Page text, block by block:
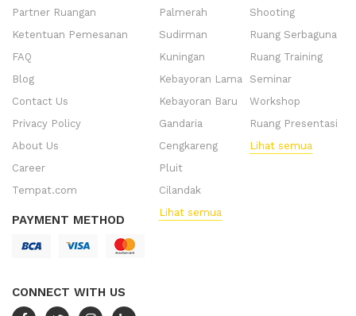
Partner Ruangan
Ketentuan Pemesanan
FAQ
Blog
Contact Us
Privacy Policy
About Us
Career
Tempat.com
PAYMENT METHOD
CONNECT WITH US
Palmerah
Sudirman
Kuningan
Kebayoran Lama
Kebayoran Baru
Gandaria
Cengkareng
Pluit
Cilandak
Lihat semua
Shooting
Ruang Serbaguna
Ruang Training
Seminar
Workshop
Ruang Presentasi
Lihat semua